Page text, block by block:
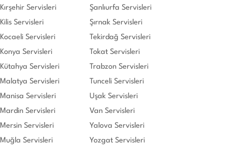
Kırşehir Servisleri
Kilis Servisleri
Kocaeli Servisleri
Konya Servisleri
Kütahya Servisleri
Malatya Servisleri
Manisa Servisleri
Mardin Servisleri
Mersin Servisleri
Muğla Servisleri
Şanlıurfa Servisleri
Şırnak Servisleri
Tekirdağ Servisleri
Tokat Servisleri
Trabzon Servisleri
Tunceli Servisleri
Uşak Servisleri
Van Servisleri
Yalova Servisleri
Yozgat Servisleri